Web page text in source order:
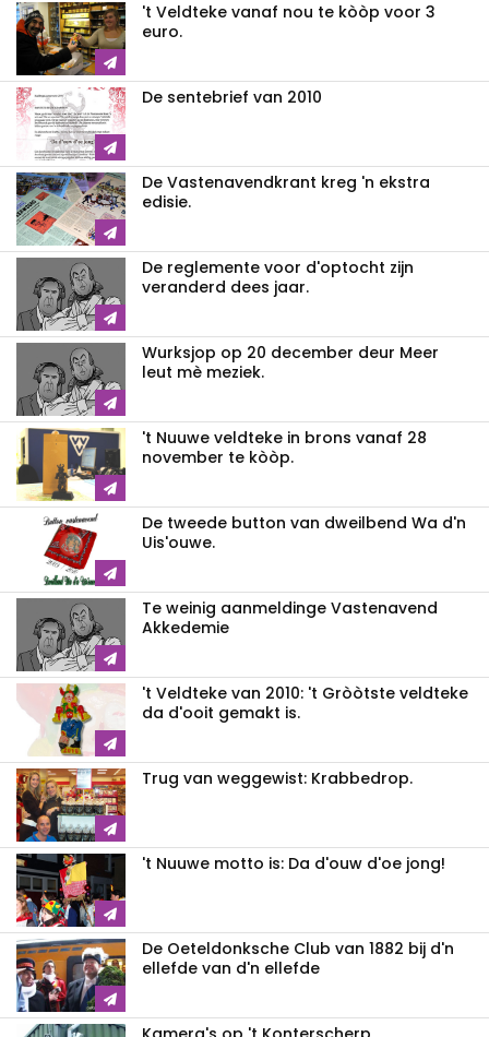
't Veldteke vanaf nou te kòòp voor 3
euro.
De sentebrief van 2010
De Vastenavendkrant kreg 'n ekstra
edisie.
De reglemente voor d'optocht zijn
veranderd dees jaar.
Wurksjop op 20 december deur Meer
leut mè meziek.
't Nuuwe veldteke in brons vanaf 28
november te kòòp.
De tweede button van dweilbend Wa d'n
Uis'ouwe.
Te weinig aanmeldinge Vastenavend
Akkedemie
't Veldteke van 2010: 't Gròòtste veldteke
da d'ooit gemakt is.
Trug van weggewist: Krabbedrop.
't Nuuwe motto is: Da d'ouw d'oe jong!
De Oeteldonksche Club van 1882 bij d'n
ellefde van d'n ellefde